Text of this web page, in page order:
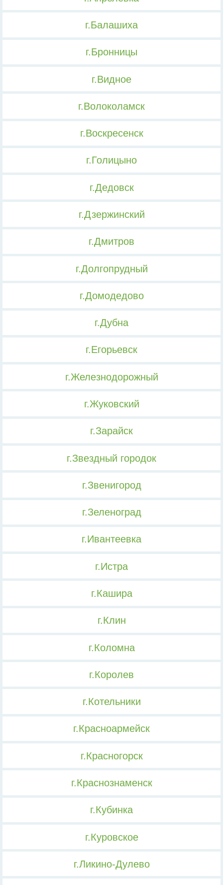
г.Балашиха
г.Бронницы
г.Видное
г.Волоколамск
г.Воскресенск
г.Голицыно
г.Дедовск
г.Дзержинский
г.Дмитров
г.Долгопрудный
г.Домодедово
г.Дубна
г.Егорьевск
г.Железнодорожный
г.Жуковский
г.Зарайск
г.Звездный городок
г.Звенигород
г.Зеленоград
г.Ивантеевка
г.Истра
г.Кашира
г.Клин
г.Коломна
г.Королев
г.Котельники
г.Красноармейск
г.Красногорск
г.Краснознаменск
г.Кубинка
г.Куровское
г.Ликино-Дулево